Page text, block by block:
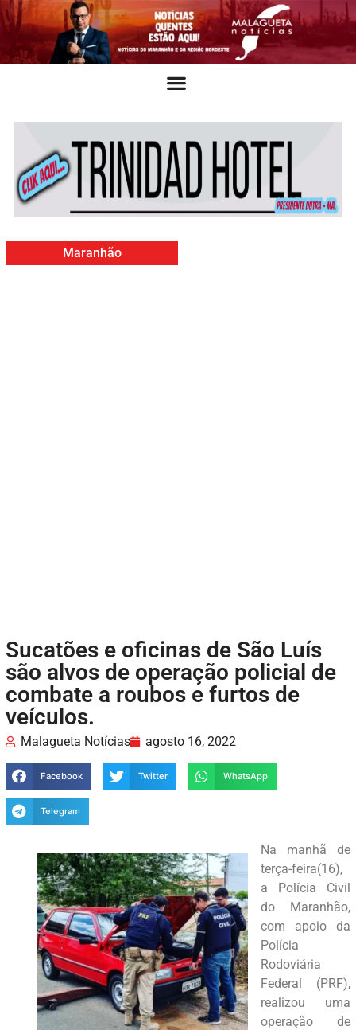
Maranhão
Sucatões e oficinas de São Luís
são alvos de operação policial de
combate a roubos e furtos de
veículos.
Malagueta Notícias agosto 16, 2022
Facebook Twitter WhatsApp
Telegram
Na manhã de
terça-feira(16),
a Polícia Civil
do Maranhão,
com apoio da
Polícia
Rodoviária
Federal (PRF),
realizou uma
operação de